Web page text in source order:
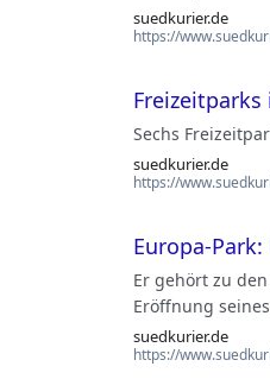
suedkurier.de
https://
Sechs
suedkurier.de
https://
Europa-
Er gehört zu
Eröffnung
suedkurier.de
https://